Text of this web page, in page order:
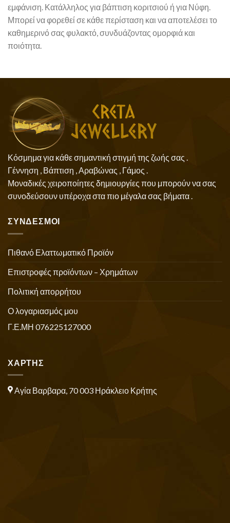
εμφάνιση. Κατάλληλος για βάπτιση κοριτσιού ή για Νύφη.
Μπορεί να φορεθεί σε κάθε περίσταση και να αποτελέσει το
καθημερινό σας φυλακτό, συνδυάζοντας ομορφιά και
ποιότητα.
Κόσμημα για κάθε σημαντική στιγμή της ζωής σας .
Γέννηση , Βάπτιση , Αραβώνας , Γάμος .
Μοναδικές χειροποίητες δημιουργίες που μπορούν να σας
συνοδεύσουν υπέροχα στα πιο μέγαλα σας βήματα .
ΣΥΝΔΕΣΜΟΙ
Πιθανό Ελαττωματικό Προϊόν
Επιστροφές προϊόντων – Χρημάτων
Πολιτική απορρήτου
Ο λογαριασμός μου
Γ.Ε.ΜΗ 076225127000
ΧΑΡΤΗΣ
Αγία Βαρβαρα, 70 003 Ηράκλειο Κρήτης